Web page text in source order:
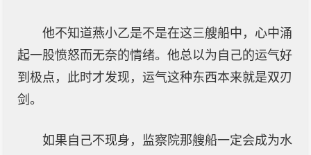
他不知道燕小乙是不是在这三艘船中，心中涌
起一股愤怒而无奈的情绪。他总以为自己的运气好
到极点，此时才发现，运气这种东西本来就是双刃
剑。
如果自己不现身，监察院那艘船一定会成为水